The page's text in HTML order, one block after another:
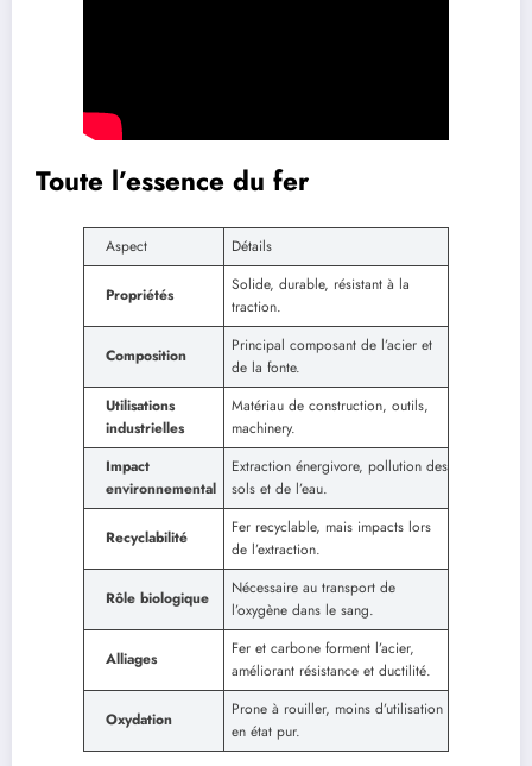
Toute l’essence du fer
Aspect Détails
Propriétés
Solide, durable, résistant à la
traction.
Composition
Principal composant de l’acier et
de la fonte.
Utilisations
industrielles
Matériau de construction, outils,
machinery.
Impact
environnemental
Extraction énergivore, pollution des
sols et de l’eau.
Recyclabilité
Fer recyclable, mais impacts lors
de l’extraction.
Rôle biologique
Nécessaire au transport de
l’oxygène dans le sang.
Alliages
Fer et carbone forment l’acier,
améliorant résistance et ductilité.
Oxydation
Prone à rouiller, moins d’utilisation
en état pur.